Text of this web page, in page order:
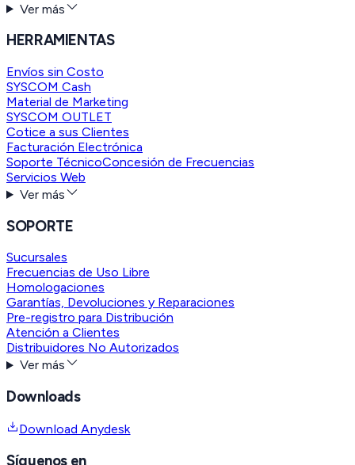
Ver más
HERRAMIENTAS
Envíos sin Costo
SYSCOM Cash
Material de Marketing
SYSCOM OUTLET
Cotice a sus Clientes
Facturación Electrónica
Soporte TécnicoConcesión de Frecuencias
Servicios Web
Ver más
SOPORTE
Sucursales
Frecuencias de Uso Libre
Homologaciones
Garantías, Devoluciones y Reparaciones
Pre-registro para Distribución
Atención a Clientes
Distribuidores No Autorizados
Ver más
Downloads
Download Anydesk
Síguenos en